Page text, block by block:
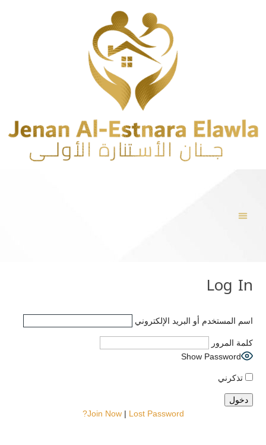
Log In
اسم المستخدم أو البريد الإلكتروني
كلمة المرور
Show Password
تذكرني
Join Now| Lost Password?